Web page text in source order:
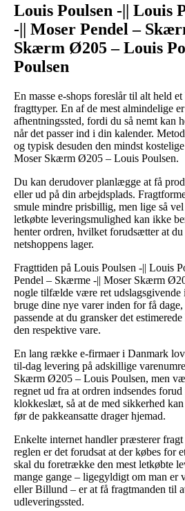
Louis Poulsen -|| Louis
-|| Moser Pendel –
Skærm Ø205 – Louis
Poulsen
En masse e-shops foreslår til alt held
fragttyper. En af de mest almindelige
afhentningssted, fordi du så nemt kan
når det passer ind i din kalender.
og typisk desuden den mindst
Moser Skærm Ø205 – Louis Poulsen.
Du kan derudover planlægge at få
eller ud på din arbejdsplads.
smule mindre prisbillig, men lige så
letkøbte leveringsmulighed kan ikke
henter ordren, hvilket forudsætter at
netshoppens lager.
Fragttiden på Louis Poulsen -|| Louis
Pendel – Skærme -|| Moser Skærm
nogle tilfælde være ret udslagsgivende
bruge dine nye varer inden for få
passende at du gransker det
den respektive vare.
En lang række e-firmaer i Danmark
til-dag levering på adskillige
Skærm Ø205 – Louis Poulsen, men
regnet ud fra at ordren indsendes
klokkeslæt, så at de med sikkerhed
før de pakkeansatte drager hjemad.
Enkelte internet handler præsterer
reglen er det forudsat at der købes for
skal du foretrække den mest letkøbte
mange gange – ligegyldigt om man er
eller Billund – er at få fragtmanden til
udleveringssted.